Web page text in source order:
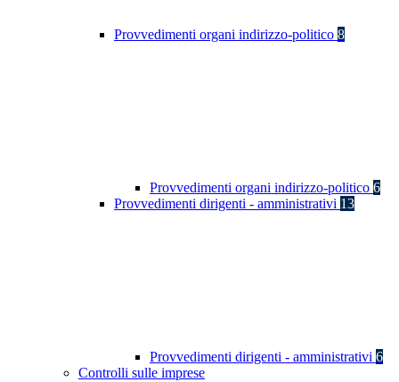
Provvedimenti organi indirizzo-politico 8
Provvedimenti organi indirizzo-politico 6
Provvedimenti dirigenti - amministrativi 13
Provvedimenti dirigenti - amministrativi 6
Controlli sulle imprese